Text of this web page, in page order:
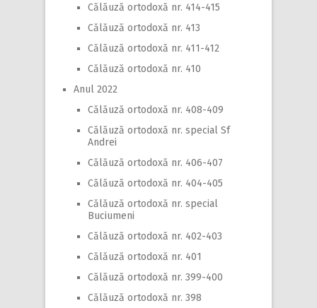
Călăuză ortodoxă nr. 414-415
Călăuză ortodoxă nr. 413
Călăuză ortodoxă nr. 411-412
Călăuză ortodoxă nr. 410
Anul 2022
Călăuză ortodoxă nr. 408-409
Călăuză ortodoxă nr. special Sf
Andrei
Călăuză ortodoxă nr. 406-407
Călăuză ortodoxă nr. 404-405
Călăuză ortodoxă nr. special
Buciumeni
Călăuză ortodoxă nr. 402-403
Călăuză ortodoxă nr. 401
Călăuză ortodoxă nr. 399-400
Călăuză ortodoxă nr. 398